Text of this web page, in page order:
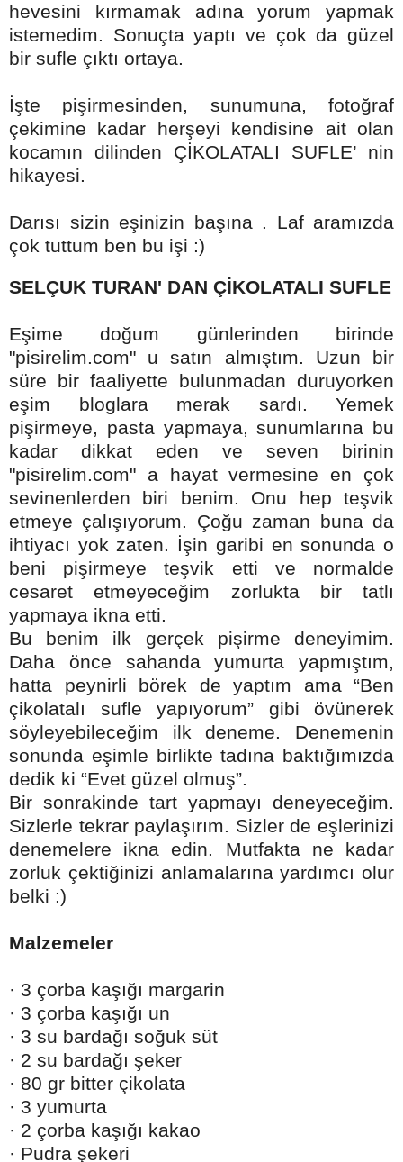
hevesini kırmamak adına yorum yapmak
istemedim. Sonuçta yaptı ve çok da güzel
bir sufle çıktı ortaya.
İşte pişirmesinden, sunumuna, fotoğraf
çekimine kadar herşeyi kendisine ait olan
kocamın dilinden ÇİKOLATALI SUFLE’ nin
hikayesi.
Darısı sizin eşinizin başına . Laf aramızda
çok tuttum ben bu işi :)
SELÇUK TURAN' DAN ÇİKOLATALI SUFLE
Eşime doğum günlerinden birinde
"pisirelim.com" u satın almıştım. Uzun bir
süre bir faaliyette bulunmadan duruyorken
eşim bloglara merak sardı. Yemek
pişirmeye, pasta yapmaya, sunumlarına bu
kadar dikkat eden ve seven birinin
"pisirelim.com" a hayat vermesine en çok
sevinenlerden biri benim. Onu hep teşvik
etmeye çalışıyorum. Çoğu zaman buna da
ihtiyacı yok zaten. İşin garibi en sonunda o
beni pişirmeye teşvik etti ve normalde
cesaret etmeyeceğim zorlukta bir tatlı
yapmaya ikna etti.
Bu benim ilk gerçek pişirme deneyimim.
Daha önce sahanda yumurta yapmıştım,
hatta peynirli börek de yaptım ama “Ben
çikolatalı sufle yapıyorum” gibi övünerek
söyleyebileceğim ilk deneme. Denemenin
sonunda eşimle birlikte tadına baktığımızda
dedik ki “Evet güzel olmuş”.
Bir sonrakinde tart yapmayı deneyeceğim.
Sizlerle tekrar paylaşırım. Sizler de eşlerinizi
denemelere ikna edin. Mutfakta ne kadar
zorluk çektiğinizi anlamalarına yardımcı olur
belki :)
Malzemeler
· 3 çorba kaşığı margarin
· 3 çorba kaşığı un
· 3 su bardağı soğuk süt
· 2 su bardağı şeker
· 80 gr bitter çikolata
· 3 yumurta
· 2 çorba kaşığı kakao
· Pudra şekeri